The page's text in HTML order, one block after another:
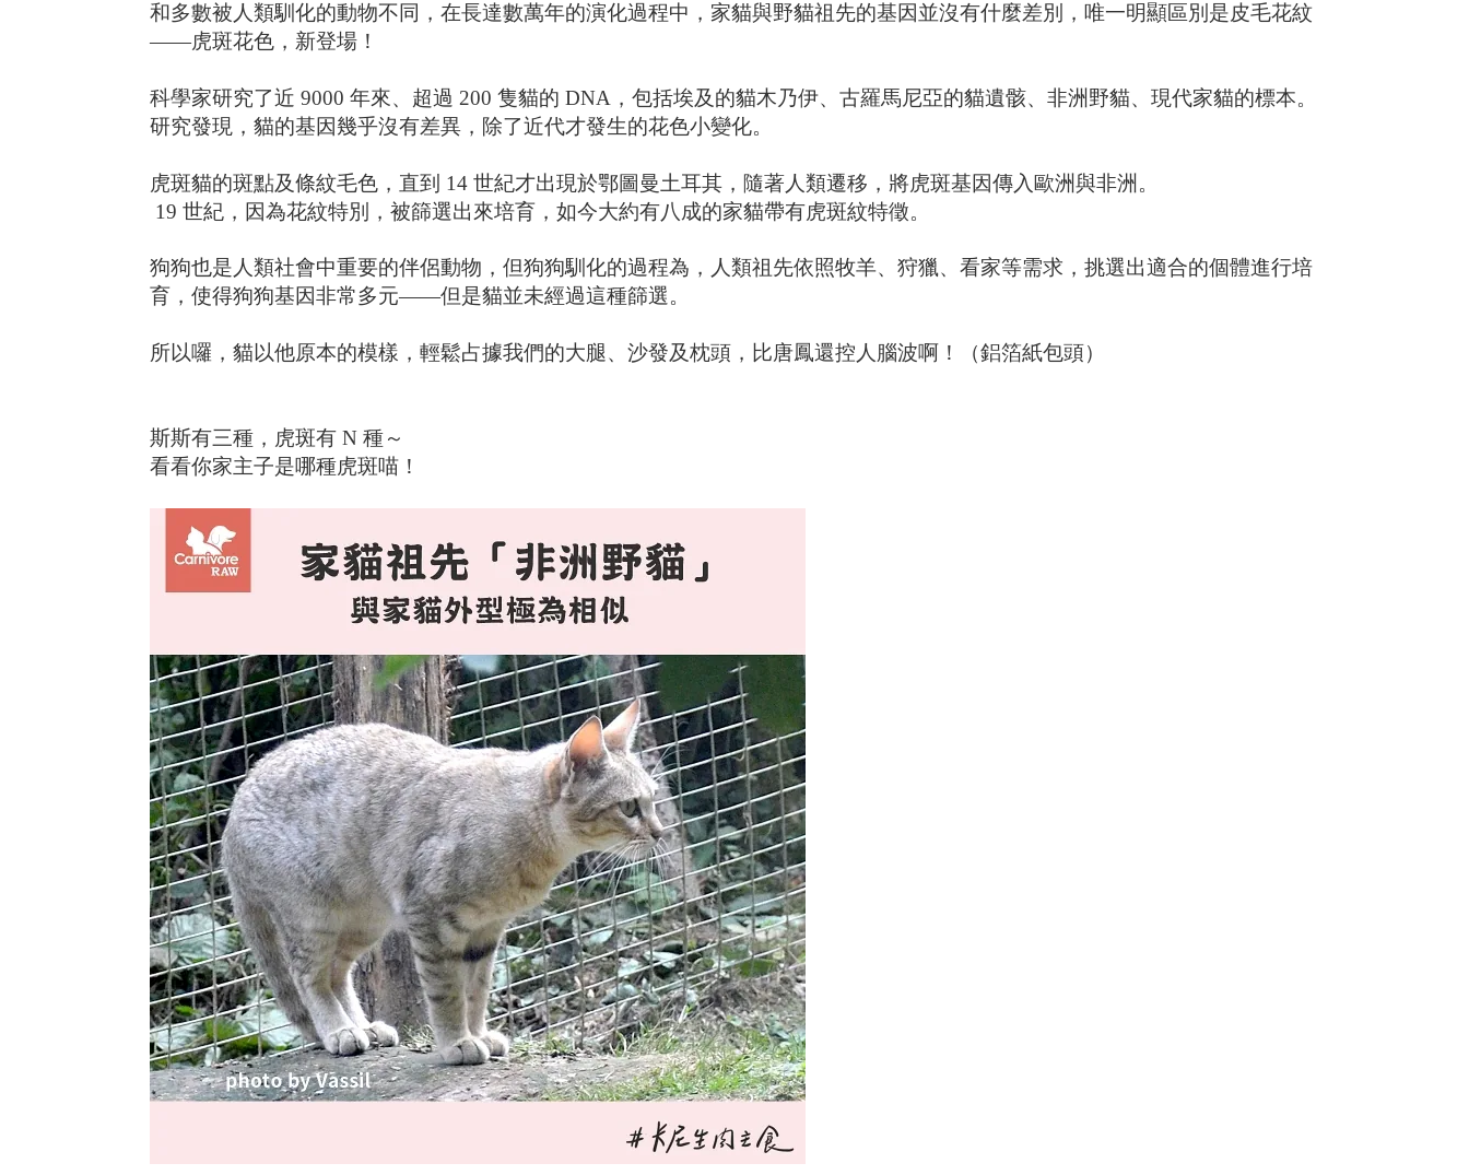
和多數被人類馴化的動物不同，在長達數萬年的演化過程中，家貓與野貓祖先的基因並沒有什麼差別，唯一明顯區別是皮毛花紋
——虎斑花色，新登場！
科學家研究了近 9000 年來、超過 200 隻貓的 DNA，包括埃及的貓木乃伊、古羅馬尼亞的貓遺骸、非洲野貓、現代家貓的標本。
研究發現，貓的基因幾乎沒有差異，除了近代才發生的花色小變化。
虎斑貓的斑點及條紋毛色，直到 14 世紀才出現於鄂圖曼土耳其，隨著人類遷移，將虎斑基因傳入歐洲與非洲。
19 世紀，因為花紋特別，被篩選出來培育，如今大約有八成的家貓帶有虎斑紋特徵。
狗狗也是人類社會中重要的伴侶動物，但狗狗馴化的過程為，人類祖先依照牧羊、狩獵、看家等需求，挑選出適合的個體進行培
育，使得狗狗基因非常多元——但是貓並未經過這種篩選。
所以囉，貓以他原本的模樣，輕鬆占據我們的大腿、沙發及枕頭，比唐鳳還控人腦波啊！（鋁箔紙包頭）
斯斯有三種，虎斑有 N 種～
看看你家主子是哪種虎斑喵！